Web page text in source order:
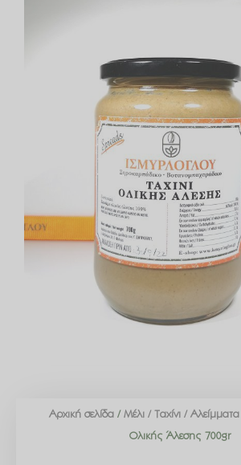
Αρχική σελίδα/ Μέλι / Ταχίνι / Αλείμματα
Ολικής Άλεσης 700gr